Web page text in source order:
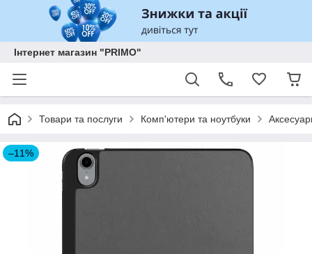
Інтернет магазин "PRIMO"
Товари та послуги Комп'ютери та ноутбуки
–11%